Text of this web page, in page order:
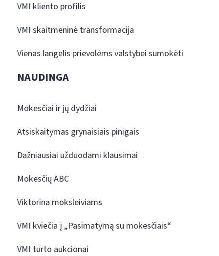
VMI kliento profilis
VMI skaitmeninė transformacija
Vienas langelis prievolėms valstybei sumokėti
NAUDINGA
Mokesčiai ir jų dydžiai
Atsiskaitymas grynaisiais pinigais
Dažniausiai užduodami klausimai
Mokesčių ABC
Viktorina moksleiviams
VMI kviečia į „Pasimatymą su mokesčiais“
VMI turto aukcionai